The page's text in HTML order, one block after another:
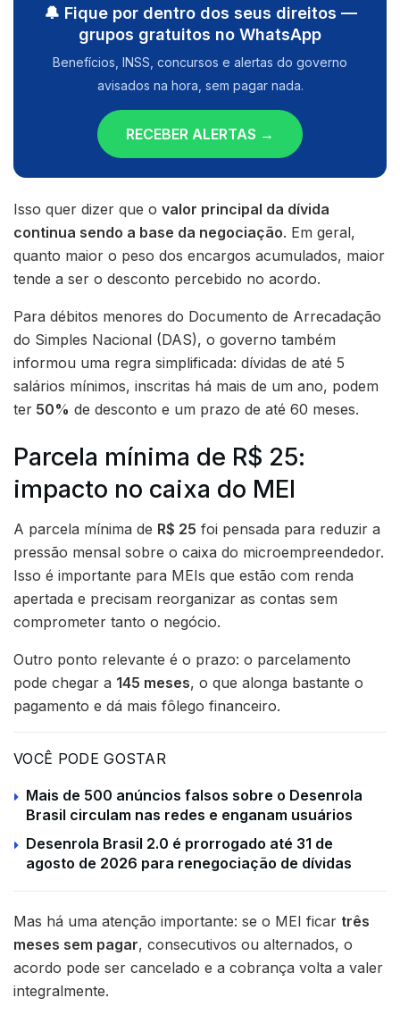
🔔 Fique por dentro dos seus direitos —
grupos gratuitos no WhatsApp
Benefícios, INSS, concursos e alertas do governo
avisados na hora, sem pagar nada.
RECEBER ALERTAS →
Isso quer dizer que o valor principal da dívida
continua sendo a base da negociação. Em geral,
quanto maior o peso dos encargos acumulados, maior
tende a ser o desconto percebido no acordo.
Para débitos menores do Documento de Arrecadação
do Simples Nacional (DAS), o governo também
informou uma regra simplificada: dívidas de até 5
salários mínimos, inscritas há mais de um ano, podem
ter 50% de desconto e um prazo de até 60 meses.
Parcela mínima de R$ 25:
impacto no caixa do MEI
A parcela mínima de R$ 25 foi pensada para reduzir a
pressão mensal sobre o caixa do microempreendedor.
Isso é importante para MEIs que estão com renda
apertada e precisam reorganizar as contas sem
comprometer tanto o negócio.
Outro ponto relevante é o prazo: o parcelamento
pode chegar a 145 meses, o que alonga bastante o
pagamento e dá mais fôlego financeiro.
VOCÊ PODE GOSTAR
Mais de 500 anúncios falsos sobre o Desenrola
Brasil circulam nas redes e enganam usuários
Desenrola Brasil 2.0 é prorrogado até 31 de
agosto de 2026 para renegociação de dívidas
Mas há uma atenção importante: se o MEI ficar três
meses sem pagar, consecutivos ou alternados, o
acordo pode ser cancelado e a cobrança volta a valer
integralmente.